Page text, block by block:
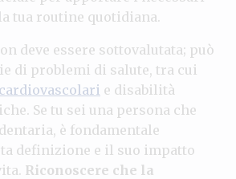
tua routine quotidiana.
deve essere sottovalutata; può
di problemi di salute, tra cui
e disabilità
Se tu sei una persona che
è fondamentale
definizione e il suo impatto
Riconoscere che la